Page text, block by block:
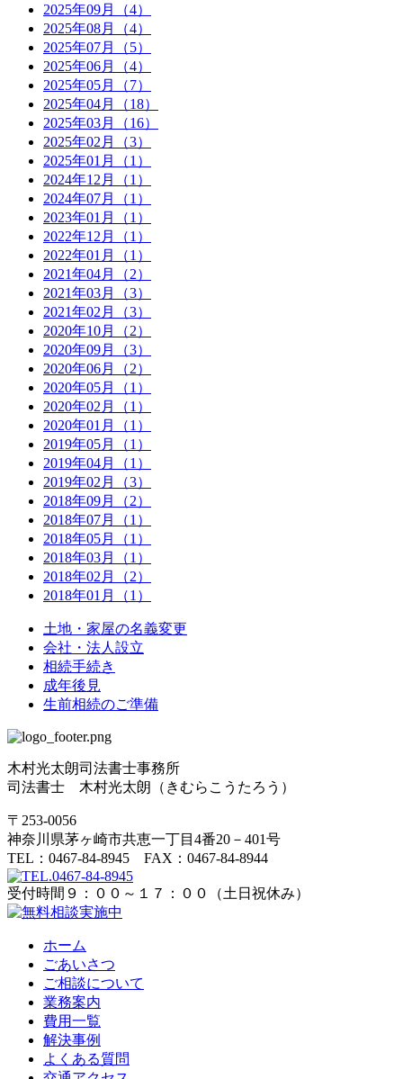
2025年09月（4）
2025年08月（4）
2025年07月（5）
2025年06月（4）
2025年05月（7）
2025年04月（18）
2025年03月（16）
2025年02月（3）
2025年01月（1）
2024年12月（1）
2024年07月（1）
2023年01月（1）
2022年12月（1）
2022年01月（1）
2021年04月（2）
2021年03月（3）
2021年02月（3）
2020年10月（2）
2020年09月（3）
2020年06月（2）
2020年05月（1）
2020年02月（1）
2020年01月（1）
2019年05月（1）
2019年04月（1）
2019年02月（3）
2018年09月（2）
2018年07月（1）
2018年05月（1）
2018年03月（1）
2018年02月（2）
2018年01月（1）
土地・家屋の名義変更
会社・法人設立
相続手続き
成年後見
生前相続のご準備
木村光太朗司法書士事務所
司法書士 木村光太朗（きむらこうたろう）
〒253-0056
神奈川県茅ヶ崎市共恵一丁目4番20－401号
TEL：0467-84-8945 FAX：0467-84-8944
受付時間９：００～１７：００（土日祝休み）
ホーム
ごあいさつ
ご相談について
業務案内
費用一覧
解決事例
よくある質問